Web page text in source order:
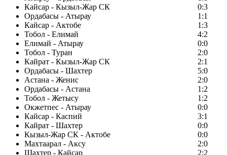
Кайсар - Кызыл-Жар СК
0:3
Ордабасы - Атырау
1:1
Кайсар - Актобе
1:3
Тобол - Елимай
4:2
Елимай - Атырау
0:0
Тобол - Туран
2:0
Кайрат - Кызыл-Жар СК
2:1
Ордабасы - Шахтер
5:0
Астана - Женис
2:0
Ордабасы - Астана
1:2
Тобол - Жетысу
1:2
Окжетпес - Атырау
0:0
Кайсар - Каспий
3:1
Кайрат - Шахтер
0:0
Кызыл-Жар СК - Актобе
0:0
Махтаарал - Аксу
2:0
Шахтер - Кайсар
2:2